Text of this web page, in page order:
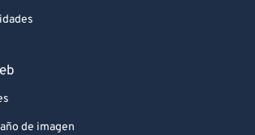
de imagen